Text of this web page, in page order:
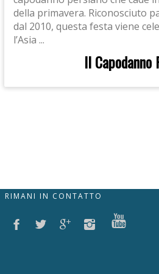
della primavera. Riconosciuto
dal 2010, questa festa viene
l’Asia ...
Il Capodanno
RIMANI IN CONTATTO